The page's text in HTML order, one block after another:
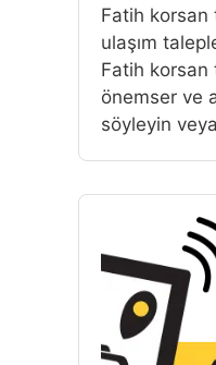
Fatih korsan
ulaşım
Fatih korsan
önemser ve
söyleyin veya